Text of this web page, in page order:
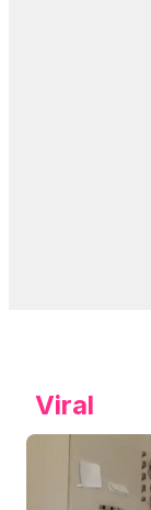
Viral